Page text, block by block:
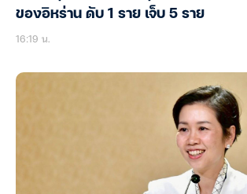
ของอิหร่าน ดับ 1 ราย เจ็บ 5 ราย
16:19 น.